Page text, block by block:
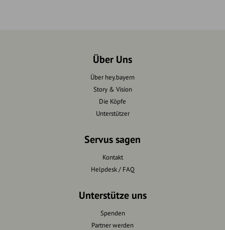
Über Uns
Über hey.bayern
Story & Vision
Die Köpfe
Unterstützer
Servus sagen
Kontakt
Helpdesk / FAQ
Unterstütze uns
Spenden
Partner werden